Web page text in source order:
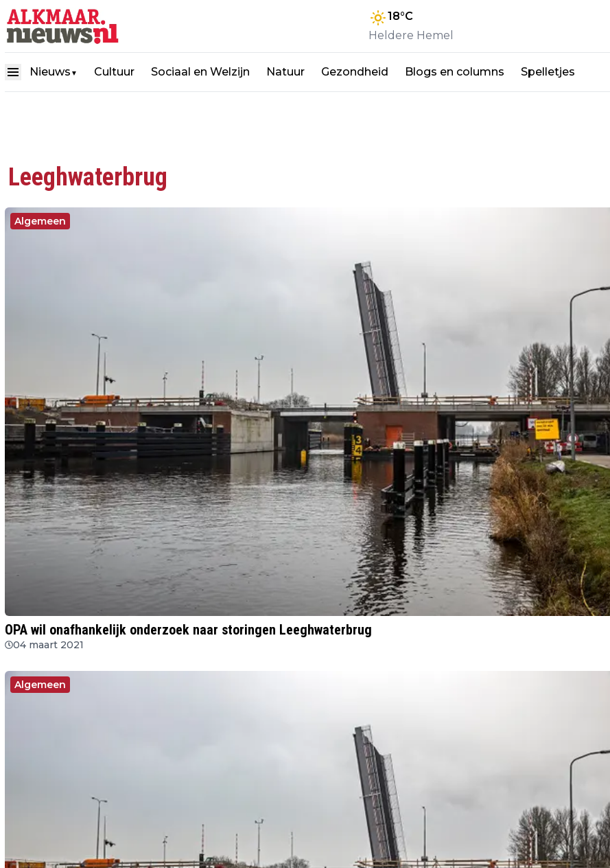
18°C
Heldere Hemel
Nieuws ▼ Cultuur Sociaal en Welzijn Natuur Gezondheid Blogs en columns Spelletjes
Leeghwaterbrug
Algemeen
OPA wil onafhankelijk onderzoek naar storingen Leeghwaterbrug
04 maart 2021
Algemeen